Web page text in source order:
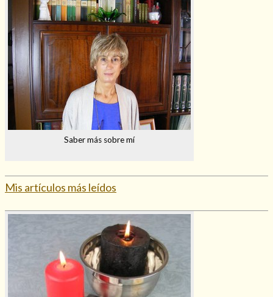
Saber más sobre mí
Mis artículos más leídos